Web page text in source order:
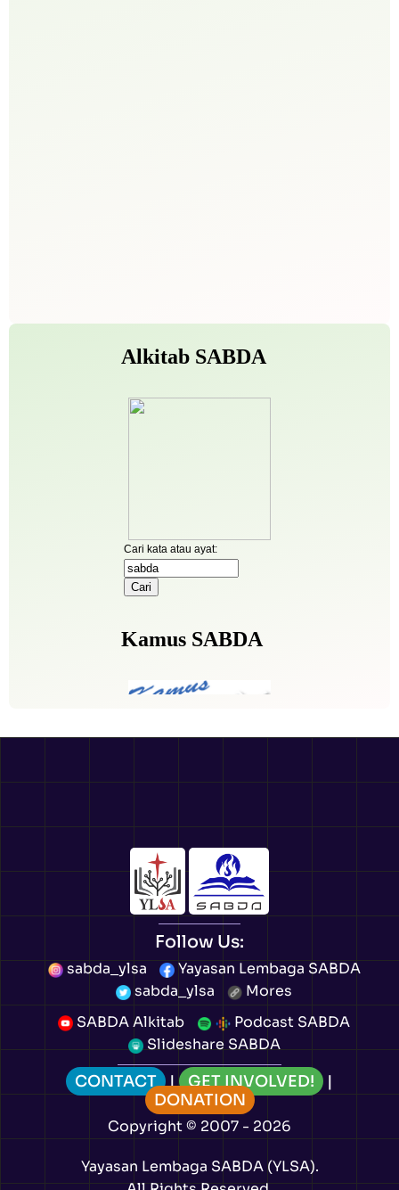
Follow Us:
sabda_ylsa
Yayasan Lembaga SABDA
sabda_ylsa
Mores
SABDA Alkitab
Podcast SABDA
Slideshare SABDA
CONTACT | GET INVOLVED!
|
DONATION
Copyright© 2007 - 2026
Yayasan Lembaga SABDA (YLSA).